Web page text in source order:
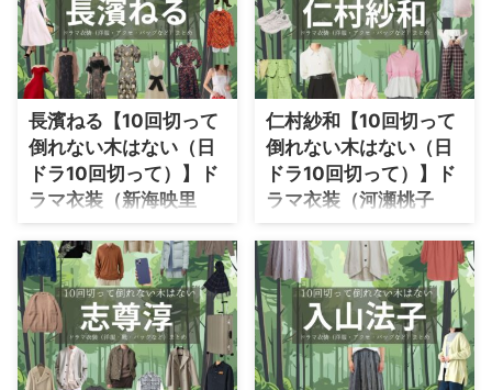
・松本若菜
・永野芽郁
・波瑠
・奈緒
・高畑充希
・さとうほなみ
・
・水川あさみ
・田中みな実
・松岡茉優
・福原遥
長濱ねる【10回切って
倒れない木はない（日
ドラ10回切って）】ド
ラマ衣装（新海映里
役）着用ファッション
全話まとめ！洋服 バッ
グ アクセなどの衣装協
力ブランドは？
【10回切って倒れない木はない
（日ドラ10回切って）】長濱ね
るさん（しんかいえり役）の衣
仁村紗和【10回切って
倒れない木はない（日
ドラ10回切って）】ド
ラマ衣装（河瀬桃子
役）着用ファッション
全話まとめ！洋服 バッ
グ アクセなどの衣装協
力ブランドは？
【10回切って倒れない木はない
（日ドラ10回切って）】仁村紗
和さん（かわせももこ役）の衣